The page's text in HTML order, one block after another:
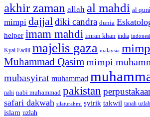
akhir zaman allah al mahdi al
mimpi dajjal diki candra dunia
helper imam mahdi imran khan india
Kyai Fadlil majelis gaza malaysia
Muhammad Qasimmimpi
mubasyirat muhammad
nabi nabi muhammad pakistan
safari dakwah silaturahmi syirik takwil tanah uzlah
islam uzlah